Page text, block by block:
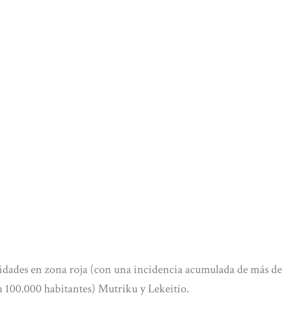
en zona roja (con una incidencia acumulada de más de
100.000 habitantes) Mutriku y Lekeitio.